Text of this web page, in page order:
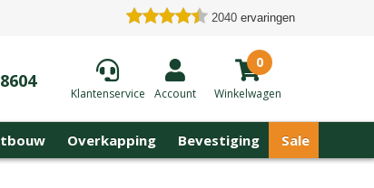
2040 ervaringen
Klantenservice Account
0
Winkelwagen
Overkapping Bevestiging Sale